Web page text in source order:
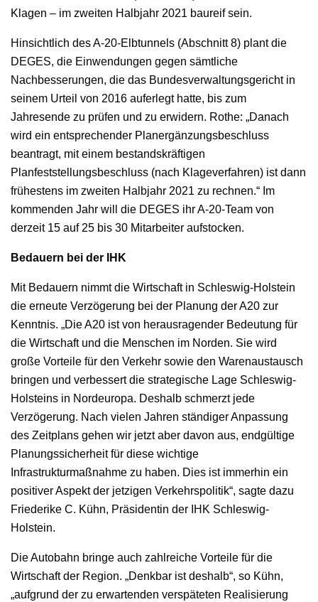
Klagen – im zweiten Halbjahr 2021 baureif sein.
Hinsichtlich des A-20-Elbtunnels (Abschnitt 8) plant die
DEGES, die Einwendungen gegen sämtliche
Nachbesserungen, die das Bundesverwaltungsgericht in
seinem Urteil von 2016 auferlegt hatte, bis zum
Jahresende zu prüfen und zu erwidern. Rothe: „Danach
wird ein entsprechender Planergänzungsbeschluss
beantragt, mit einem bestandskräftigen
Planfeststellungsbeschluss (nach Klageverfahren) ist dann
frühestens im zweiten Halbjahr 2021 zu rechnen.“ Im
kommenden Jahr will die DEGES ihr A-20-Team von
derzeit 15 auf 25 bis 30 Mitarbeiter aufstocken.
Bedauern bei der IHK
Mit Bedauern nimmt die Wirtschaft in Schleswig-Holstein
die erneute Verzögerung bei der Planung der A20 zur
Kenntnis. „Die A20 ist von herausragender Bedeutung für
die Wirtschaft und die Menschen im Norden. Sie wird
große Vorteile für den Verkehr sowie den Warenaustausch
bringen und verbessert die strategische Lage Schleswig-
Holsteins in Nordeuropa. Deshalb schmerzt jede
Verzögerung. Nach vielen Jahren ständiger Anpassung
des Zeitplans gehen wir jetzt aber davon aus, endgültige
Planungssicherheit für diese wichtige
Infrastrukturmaßnahme zu haben. Dies ist immerhin ein
positiver Aspekt der jetzigen Verkehrspolitik“, sagte dazu
Friederike C. Kühn, Präsidentin der IHK Schleswig-
Holstein.
Die Autobahn bringe auch zahlreiche Vorteile für die
Wirtschaft der Region. „Denkbar ist deshalb“, so Kühn,
„aufgrund der zu erwartenden verspäteten Realisierung